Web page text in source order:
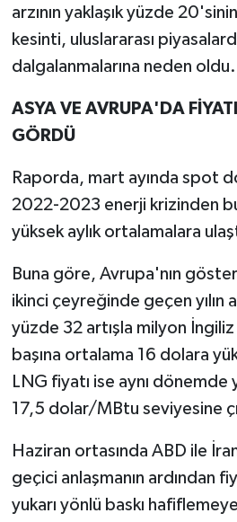
arzının yaklaşık yüzde
kesinti, uluslararası
dalgalanmalarına neden oldu.
ASYA VE AVRUPA'DA
GÖRDÜ
Raporda, mart ayında spot
2022-2023 enerji krizinden
yüksek aylık ortalamalara
Buna göre, Avrupa'nın
ikinci çeyreğinde geçen yılın
yüzde 32 artışla milyon İngiliz
başına ortalama 16 dolara
LNG fiyatı ise aynı
17,5 dolar/MBtu seviyesine
Haziran ortasında ABD ile
geçici anlaşmanın ardından
yukarı yönlü baskı